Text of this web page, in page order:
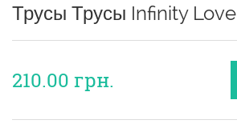
Трусы Трусы Infinity Love
210.00 грн.